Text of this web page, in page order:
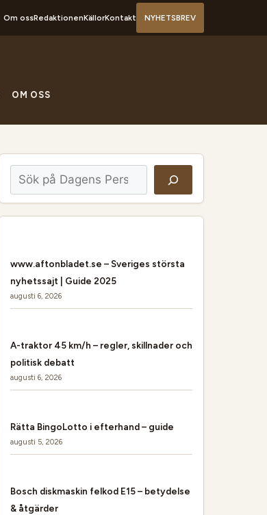
Om ossRedaktionenKällorKontakt NYHETSBREV
OM OSS
Sök
www.aftonbladet.se – Sveriges största
nyhetssajt | Guide 2025
augusti 6, 2026
A-traktor 45 km/h – regler, skillnader och
politisk debatt
augusti 6, 2026
Rätta BingoLotto i efterhand – guide
augusti 5, 2026
Bosch diskmaskin felkod E15 – betydelse
& åtgärder